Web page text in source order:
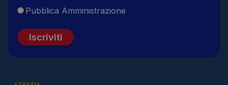
Pubblica Amministrazione
Iscriviti